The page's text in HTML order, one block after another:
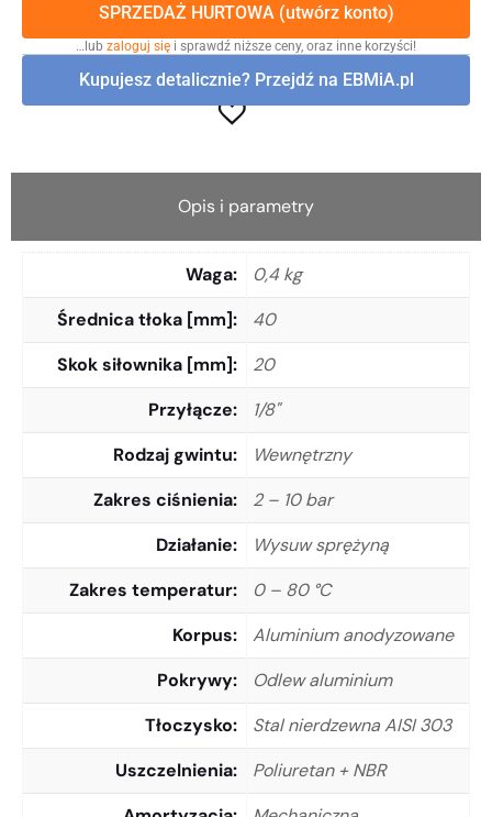
SPRZEDAŻ HURTOWA (utwórz konto)
…lub zaloguj się i sprawdź niższe ceny, oraz inne korzyści!
Kupujesz detalicznie? Przejdź na EBMiA.pl
Opis i parametry
Waga
0,4 kg
Średnica tłoka [mm]
40
Skok siłownika [mm]
20
Przyłącze
1/8"
Rodzaj gwintu
Wewnętrzny
Zakres ciśnienia
2 – 10 bar
Działanie
Wysuw sprężyną
Zakres temperatur
0 – 80 °C
Korpus
Aluminium anodyzowane
Pokrywy
Odlew aluminium
Tłoczysko
Stal nierdzewna AISI 303
Uszczelnienia
Poliuretan + NBR